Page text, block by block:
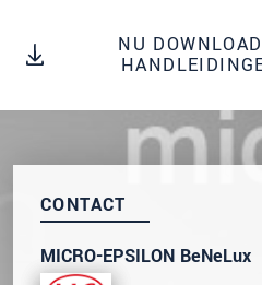
NU
CONTACT
MICRO-EPSILON BeNeLux